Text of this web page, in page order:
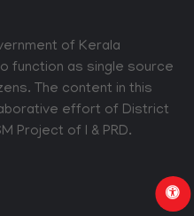
of Kerala
function as single source
The content in this
effort of District
Project of I & PRD.